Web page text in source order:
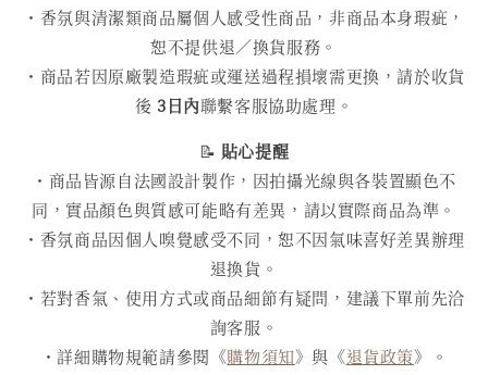
・香氛與清潔類商品屬個人感受性商品，非商品本身瑕疵，
恕不提供退／換貨服務。
・商品若因原廠製造瑕疵或運送過程損壞需更換，請於收貨
後 3日內聯繫客服協助處理。
📝 貼心提醒
・商品皆源自法國設計製作，因拍攝光線與各裝置顯色不
同，實品顏色與質感可能略有差異，請以實際商品為準。
・香氛商品因個人嗅覺感受不同，恕不因氣味喜好差異辦理
退換貨。
・若對香氣、使用方式或商品細節有疑問，建議下單前先洽
詢客服。
・詳細購物規範請參閱《購物須知》與《退貨政策》。